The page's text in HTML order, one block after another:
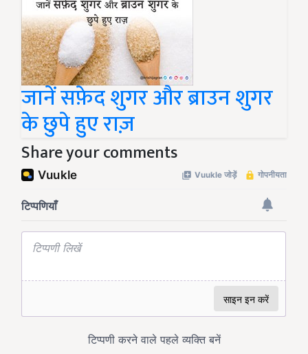
जानें सफ़ेद शुगर और ब्राउन शुगर
के छुपे हुए राज़
Share your comments